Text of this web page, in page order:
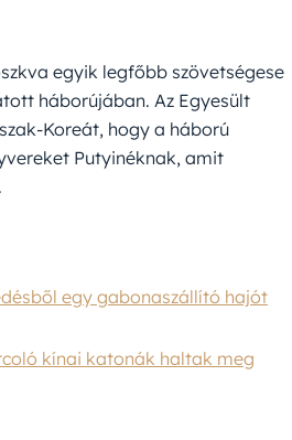
egyik legfőbb szövetségese
háborújában. Az Egyesült
Koreát, hogy a háború
Putyinéknak, amit
egy gabonaszállító hajót
kínai katonák haltak meg